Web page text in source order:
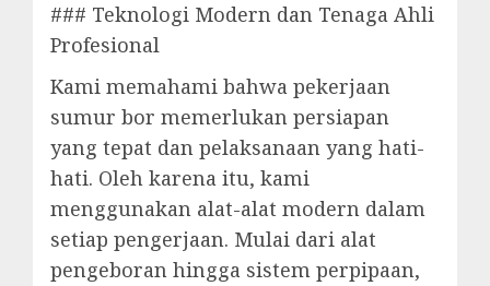
### Teknologi Modern dan Tenaga Ahli
Profesional
Kami memahami bahwa pekerjaan
sumur bor memerlukan persiapan
yang tepat dan pelaksanaan yang hati-
hati. Oleh karena itu, kami
menggunakan alat-alat modern dalam
setiap pengerjaan. Mulai dari alat
pengeboran hingga sistem perpipaan,